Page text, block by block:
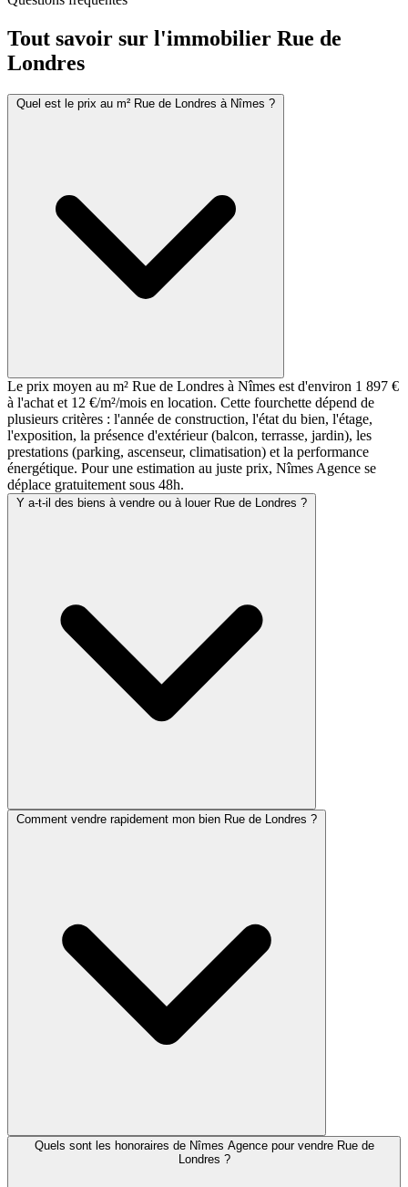
Tout savoir sur l'immobilier Rue de
Londres
Quel est le prix au m² Rue de Londres à Nîmes ?
Le prix moyen au m² Rue de Londres à Nîmes est d'environ 1 897 €
à l'achat et 12 €/m²/mois en location. Cette fourchette dépend de
plusieurs critères : l'année de construction, l'état du bien, l'étage,
l'exposition, la présence d'extérieur (balcon, terrasse, jardin), les
prestations (parking, ascenseur, climatisation) et la performance
énergétique. Pour une estimation au juste prix, Nîmes Agence se
déplace gratuitement sous 48h.
Y a-t-il des biens à vendre ou à louer Rue de Londres ?
Comment vendre rapidement mon bien Rue de Londres ?
Quels sont les honoraires de Nîmes Agence pour vendre Rue de
Londres ?